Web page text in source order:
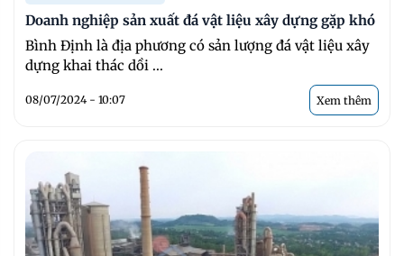
Doanh nghiệp sản xuất đá vật liệu xây dựng gặp khó
Bình Ðịnh là địa phương có sản lượng đá vật liệu xây
dựng khai thác dồi ...
08/07/2024 - 10:07 Xem thêm